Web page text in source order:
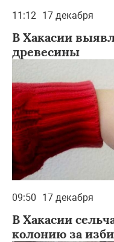
11:12 17 декабря
В Хакасии
древесины
09:50 17 декабря
В Хакасии
колонию за